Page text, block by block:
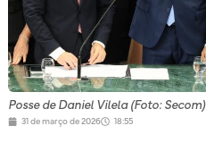
Posse de Daniel Vilela (Foto: Secom)
31 de março de 2026 18:55